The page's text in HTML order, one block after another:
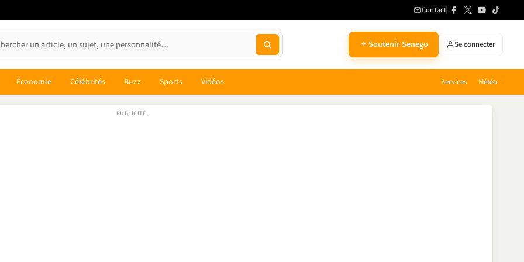
Contact
Soutenir Senego Se connecter
Économie Célébrités Buzz Sports Vidéos Services Météo